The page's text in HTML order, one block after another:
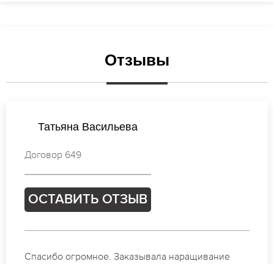
Отзывы
Ирина Новикова
Договор 994
ОСТАВИТЬ ОТЗЫВ
Идеальные мастера своего дела по наращиванию